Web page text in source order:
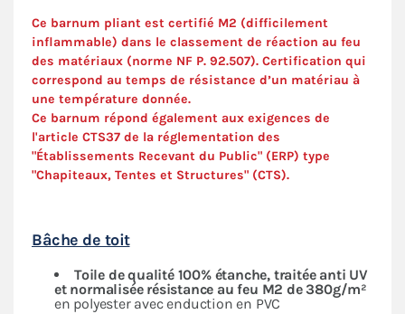
Ce barnum pliant est certifié M2 (difficilement
inflammable) dans le classement de réaction au feu
des matériaux (norme NF P. 92.507). Certification qui
correspond au temps de résistance d’un matériau à
une température donnée.
Ce barnum répond également aux exigences de
l'article CTS37 de la réglementation des
"Établissements Recevant du Public" (ERP) type
"Chapiteaux, Tentes et Structures" (CTS).
Bâche de toit
Toile de qualité 100% étanche, traitée anti UV
et normalisée résistance au feu M2 de 380g/m²
en polyester avec enduction en PVC